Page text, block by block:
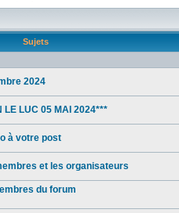
Sujets
2024
LE LUC 05 MAI 2024***
à votre post
et les organisateurs
du forum